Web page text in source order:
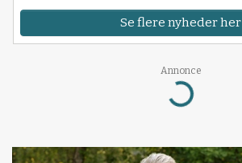
Se flere nyheder her
Annonce
Loading...